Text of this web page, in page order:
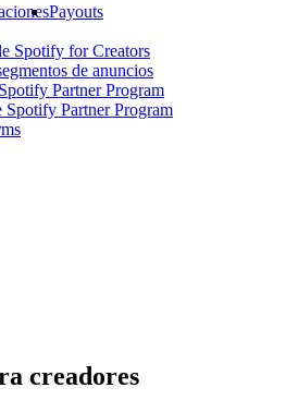
Payouts
Spotify for Creators
de anuncios
Partner Program
Spotify Partner Program
creadores